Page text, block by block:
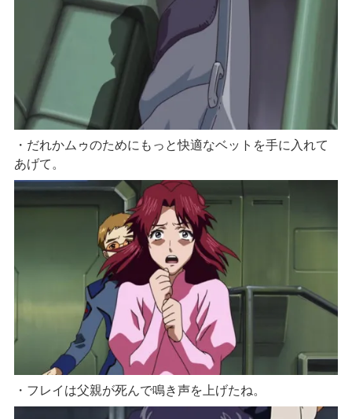
・だれかムゥのためにもっと快適なベットを手に入れて
あげて。
・フレイは父親が死んで鳴き声を上げたね。